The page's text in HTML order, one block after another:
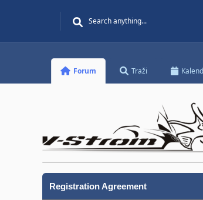
Forum Traži
Registration Agreement